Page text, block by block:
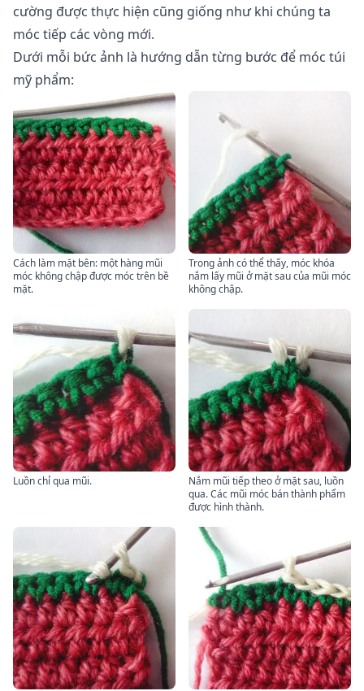
cường được thực hiện cũng giống như khi chúng ta
móc tiếp các vòng mới.
Dưới mỗi bức ảnh là hướng dẫn từng bước để móc túi
mỹ phẩm:
Cách làm mặt bên: một hàng mũi
móc không chập được móc trên bề
mặt.
Trong ảnh có thể thấy, móc khóa
nắm lấy mũi ở mặt sau của mũi móc
không chập.
Luồn chỉ qua mũi.
Nắm mũi tiếp theo ở mặt sau, luồn
qua. Các mũi móc bán thành phẩm
được hình thành.